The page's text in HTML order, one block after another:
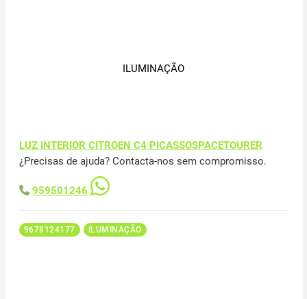
ILUMINAÇÃO
LUZ INTERIOR CITROEN C4 PICASSOSPACETOURER
¿Precisas de ajuda? Contacta-nos sem compromisso.
959501246
9678124177 ILUMINAÇÃO